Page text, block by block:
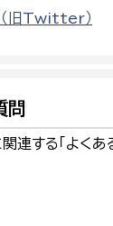
旧Twitter）
問
連する「よくあ